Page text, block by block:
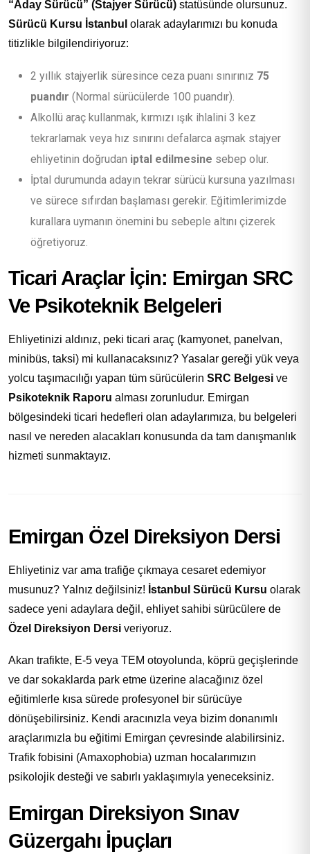
“Aday Sürücü” (Stajyer Sürücü) statüsünde olursunuz.
Sürücü Kursu İstanbul olarak adaylarımızı bu konuda
titizlikle bilgilendiriyoruz:
2 yıllık stajyerlik süresince ceza puanı sınırınız 75
puandır (Normal sürücülerde 100 puandır).
Alkollü araç kullanmak, kırmızı ışık ihlalini 3 kez
tekrarlamak veya hız sınırını defalarca aşmak stajyer
ehliyetinin doğrudan iptal edilmesine sebep olur.
İptal durumunda adayın tekrar sürücü kursuna yazılması
ve sürece sıfırdan başlaması gerekir. Eğitimlerimizde
kurallara uymanın önemini bu sebeple altını çizerek
öğretiyoruz.
Ticari Araçlar İçin: Emirgan SRC
Ve Psikoteknik Belgeleri
Ehliyetinizi aldınız, peki ticari araç (kamyonet, panelvan,
minibüs, taksi) mi kullanacaksınız? Yasalar gereği yük veya
yolcu taşımacılığı yapan tüm sürücülerin SRC Belgesi ve
Psikoteknik Raporu alması zorunludur. Emirgan
bölgesindeki ticari hedefleri olan adaylarımıza, bu belgeleri
nasıl ve nereden alacakları konusunda da tam danışmanlık
hizmeti sunmaktayız.
Emirgan Özel Direksiyon Dersi
Ehliyetiniz var ama trafiğe çıkmaya cesaret edemiyor
musunuz? Yalnız değilsiniz! İstanbul Sürücü Kursu olarak
sadece yeni adaylara değil, ehliyet sahibi sürücülere de
Özel Direksiyon Dersi veriyoruz.
Akan trafikte, E-5 veya TEM otoyolunda, köprü geçişlerinde
ve dar sokaklarda park etme üzerine alacağınız özel
eğitimlerle kısa sürede profesyonel bir sürücüye
dönüşebilirsiniz. Kendi aracınızla veya bizim donanımlı
araçlarımızla bu eğitimi Emirgan çevresinde alabilirsiniz.
Trafik fobisini (Amaxophobia) uzman hocalarımızın
psikolojik desteği ve sabırlı yaklaşımıyla yeneceksiniz.
Emirgan Direksiyon Sınav
Güzergahı İpuçları